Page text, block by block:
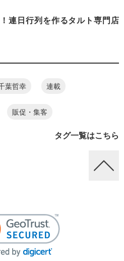
連日行列を作るタルト専門店
葉哲幸 連載
販促・集客
タグ一覧はこちら